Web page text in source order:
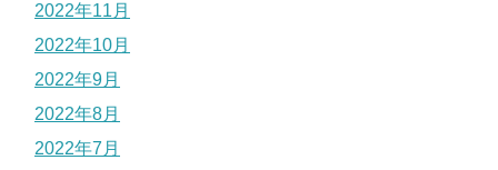
2022年11月
2022年10月
2022年9月
2022年8月
2022年7月